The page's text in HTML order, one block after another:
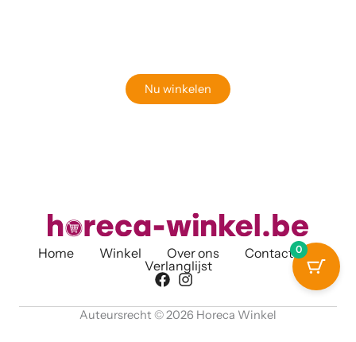
Nu winkelen
Home Winkel Over ons
Contact
Verlanglijst
Auteursrecht © 2026 Horeca Winkel
0